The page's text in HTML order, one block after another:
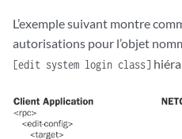
L’exemple suivant montre
autorisations pour l’objet
[edit system login class]